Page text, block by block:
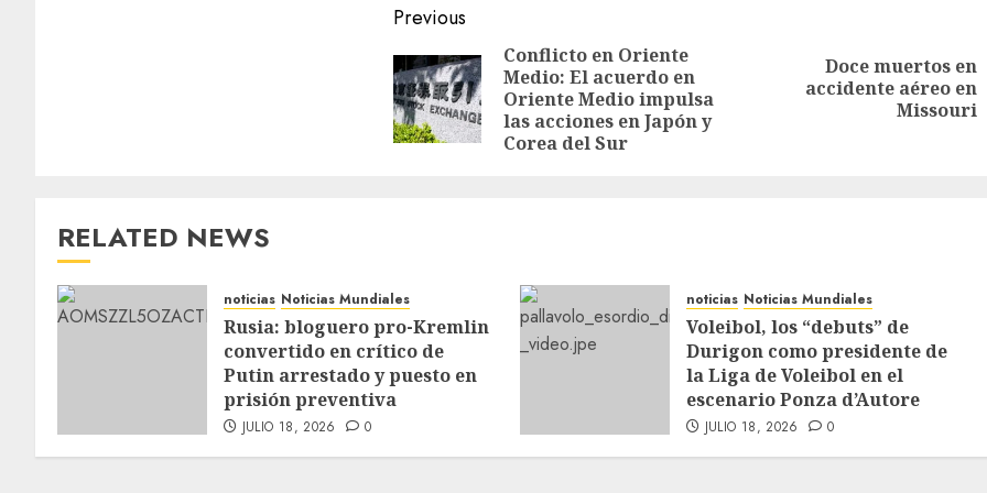
Previous
Conflicto en Oriente
Medio: El acuerdo en
Oriente Medio impulsa
las acciones en Japón y
Corea del Sur
Doce muertos en
accidente aéreo en
Missouri
RELATED NEWS
noticias Noticias Mundiales
Rusia: bloguero pro-Kremlin
convertido en crítico de
Putin arrestado y puesto en
prisión preventiva
JULIO 18, 2026 0
noticias Noticias Mundiales
Voleibol, los “debuts” de
Durigon como presidente de
la Liga de Voleibol en el
escenario Ponza d’Autore
JULIO 18, 2026 0